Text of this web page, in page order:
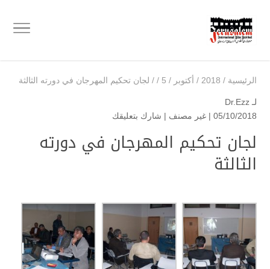
الرئيسية /
2018
/ أكتوبر /
5
/
/ لجان تحكيم المهرجان في دورته الثالثة
لـ Dr.Ezz
05/10/2018 | غير مصنف |
شارك بتعليقك
لجان تحكيم المهرجان في دورته
الثالثة